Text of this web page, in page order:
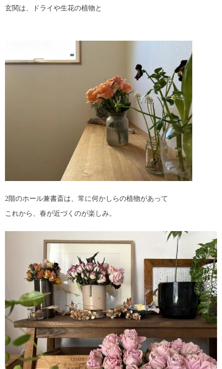
玄関は、ドライや生花の植物と
2階のホール兼書斎は、常に何かしらの植物があって
これから、春が近づくのが楽しみ。